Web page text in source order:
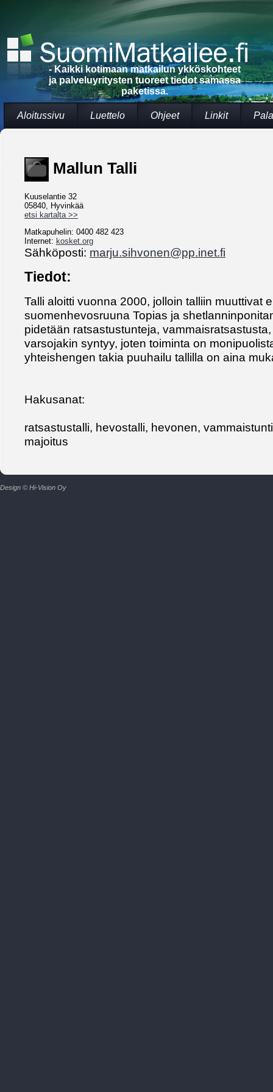
- Kaikki kotimaan matkailun ykköskohteet
ja palveluyritysten tuoreet tiedot samassa
paketissa.
Aloitussivu Luettelo Ohjeet Linkit
Mallun Talli
Kuuselantie 32
05840, Hyvinkää
etsi kartalta >>
Matkapuhelin: 0400 482 423
Internet: kosket.org
Sähköposti: marju.sihvonen@pp.inet.fi
Tiedot:
Talli aloitti vuonna 2000, jolloin talliin muuttivat
suomenhevosruuna Topias ja
pidetään ratsastustunteja,
varsojakin syntyy, joten toiminta on
yhteishengen takia puuhailu tallilla on aina
Hakusanat:
ratsastustalli, hevostalli, hevonen,
majoitus
Design © Hi-Vision Oy